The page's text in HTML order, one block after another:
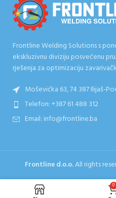
Frontline Welding Solutions s
ekskluzivnu diviziju posvećenu
rješenja za optimizaciju
Moševićka 63, 74 387 Ilijaš-
Telefon: +387 61 488 312
Email: info@frontline.ba
Frontline d.o.o.All rights
0